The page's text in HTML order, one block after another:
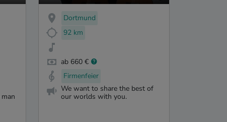
Dortmund
92 km
ab 660 €
Firmenfeier
We want to share the best of
our worlds with you.